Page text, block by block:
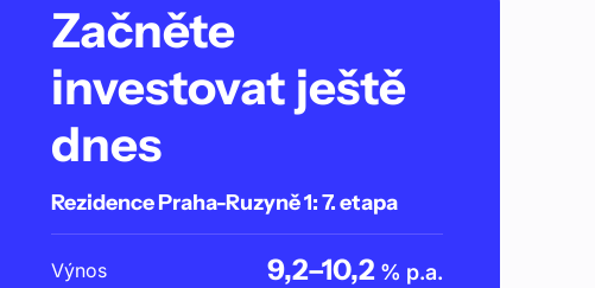
Začněte
investovat ještě
dnes
Rezidence Praha-Ruzyně 1: 7. etapa
Výnos 9,2–10,2 % p.a.